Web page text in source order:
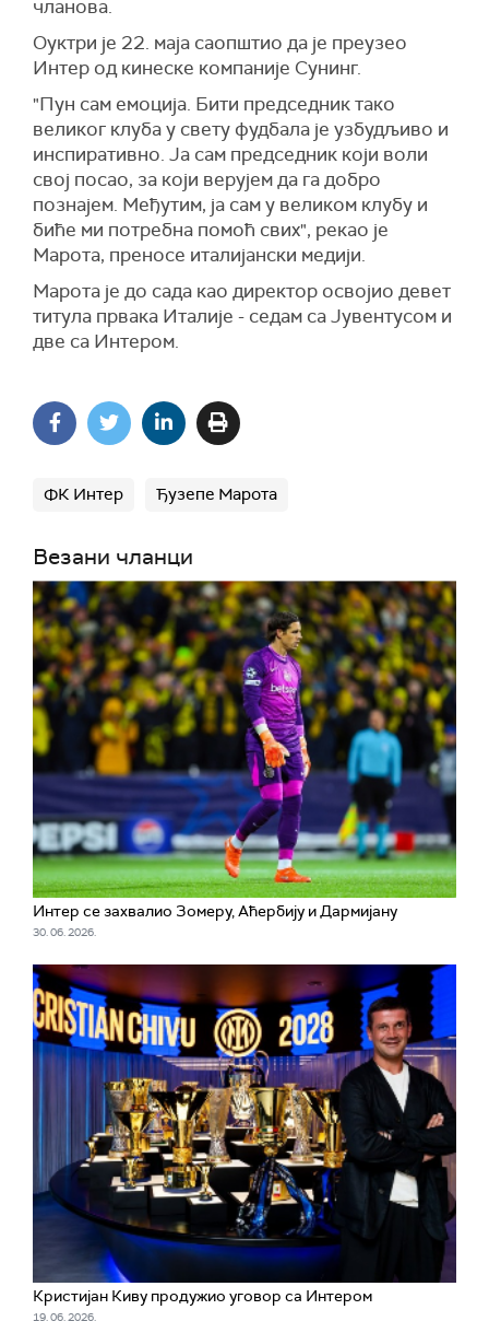
чланова.
Оуктри је 22. маја саопштио да је преузео
Интер од кинеске компаније Сунинг.
"Пун сам емоција. Бити председник тако
великог клуба у свету фудбала је узбудљиво и
инспиративно. Ја сам председник који воли
свој посао, за који верујем да га добро
познајем. Међутим, ја сам у великом клубу и
биће ми потребна помоћ свих", рекао је
Марота, преносе италијански медији.
Марота је до сада као директор освојио девет
титула првака Италије - седам са Јувентусом и
две са Интером.
ФК Интер Ђузепе Марота
Везани чланци
Интер се захвалио Зомеру, Аћербију и Дармијану
30. 06. 2026.
Кристијан Киву продужио уговор са Интером
19. 06. 2026.